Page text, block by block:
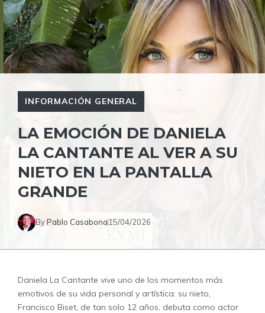
INFORMACIÓN GENERAL
LA EMOCIÓN DE DANIELA
LA CANTANTE AL VER A SU
NIETO EN LA PANTALLA
GRANDE
ByPablo Casabona 15/04/2026
Daniela La Cantante vive uno de los momentos más
emotivos de su vida personal y artística: su nieto,
Francisco Biset, de tan solo 12 años, debuta como actor